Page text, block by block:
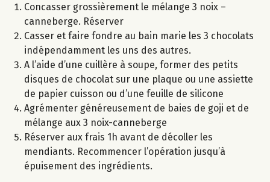
Concasser grossièrement le mélange 3 noix –
canneberge. Réserver
Casser et faire fondre au bain marie les 3 chocolats
indépendamment les uns des autres.
A l’aide d’une cuillère à soupe, former des petits
disques de chocolat sur une plaque ou une assiette
de papier cuisson ou d’une feuille de silicone
Agrémenter généreusement de baies de goji et de
mélange aux 3 noix-canneberge
Réserver aux frais 1h avant de décoller les
mendiants. Recommencer l’opération jusqu’à
épuisement des ingrédients.